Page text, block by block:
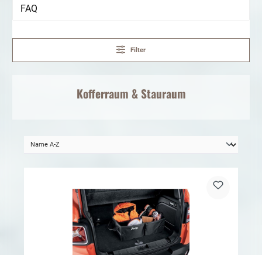
FAQ
Filter
Kofferraum & Stauraum